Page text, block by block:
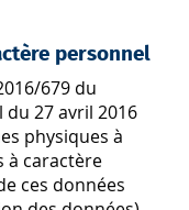
personnel
679 du
27 avril 2016
physiques à
à caractère
ces données